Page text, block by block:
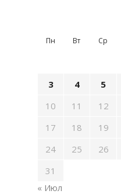
Пн Вт Ср
3
4 5
10
11 12
17
18 19
24
25 26
31
« Июл